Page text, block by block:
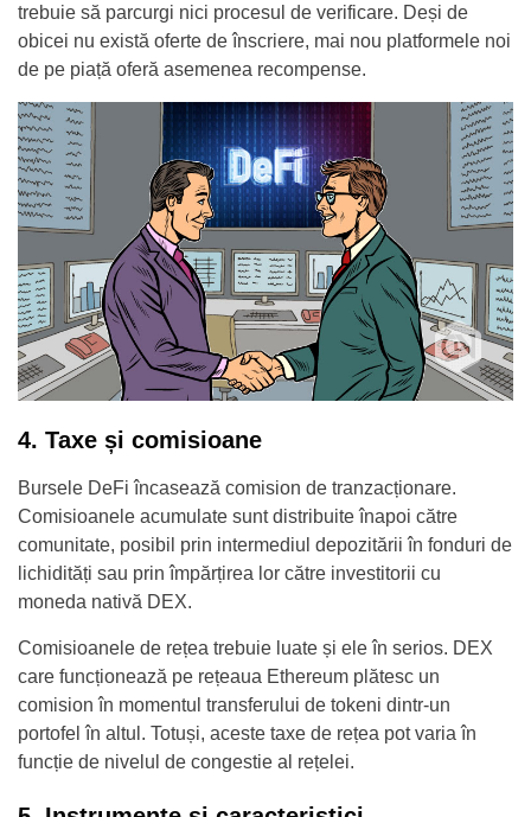
trebuie să parcurgi nici procesul de verificare. Deși de
obicei nu există oferte de înscriere, mai nou platformele noi
de pe piață oferă asemenea recompense.
4. Taxe și comisioane
Bursele DeFi încasează comision de tranzacționare.
Comisioanele acumulate sunt distribuite înapoi către
comunitate, posibil prin intermediul depozitării în fonduri de
lichidități sau prin împărțirea lor către investitorii cu
moneda nativă DEX.
Comisioanele de rețea trebuie luate și ele în serios. DEX
care funcționează pe rețeaua Ethereum plătesc un
comision în momentul transferului de tokeni dintr-un
portofel în altul. Totuși, aceste taxe de rețea pot varia în
funcție de nivelul de congestie al rețelei.